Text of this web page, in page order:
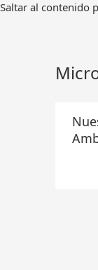
Ir
Saltar al contenido